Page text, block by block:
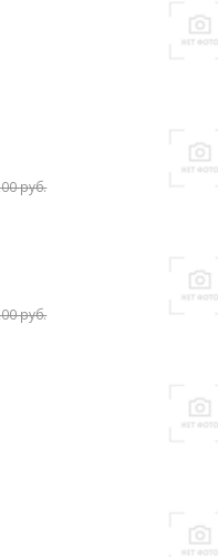
руб.
руб.